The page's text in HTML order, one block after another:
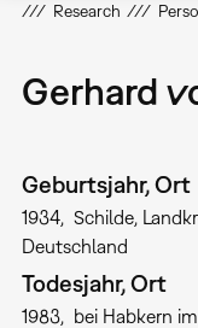
Research
Gerhard
Geburtsjahr, Ort
1934
Schilde,
Deutschland
Todesjahr, Ort
1983 bei Habkern